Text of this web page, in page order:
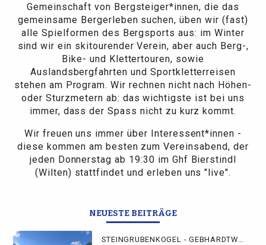
Gemeinschaft von Bergsteiger*innen, die das
gemeinsame Bergerleben suchen, üben wir (fast)
alle Spielformen des Bergsports aus: im Winter
sind wir ein skitourender Verein, aber auch Berg-,
Bike- und Klettertouren, sowie
Auslandsbergfahrten und Sportkletterreisen
stehen am Program. Wir rechnen nicht nach Höhen-
oder Sturzmetern ab: das wichtigste ist bei uns
immer, dass der Spass nicht zu kurz kommt.
Wir freuen uns immer über Interessent*innen -
diese kommen am besten zum Vereinsabend, der
jeden Donnerstag ab 19:30 im Ghf Bierstindl
(Wilten) stattfindet und erleben uns "live".
NEUESTE BEITRÄGE
STEINGRUBENKOGEL - GEBHARDTWEG